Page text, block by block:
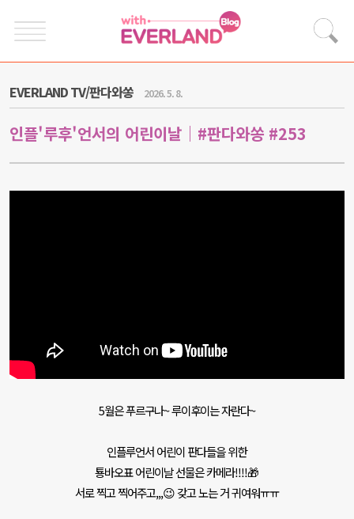
EVERLAND TV/판다와쏭 2026. 5. 8.
인플'루후'언서의 어린이날｜#판다와쏭 #253
5월은 푸르구나~ 루이후이는 자란다~
인플루언서 어린이 판다들을 위한
툥바오표 어린이날 선물은 카메라!!!!🎁
서로 찍고 찍어주고,,,😉 갖고 노는 거 귀여워ㅠㅠ